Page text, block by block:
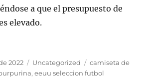
a que el presupuesto de
elevado.
2022 Categorías
Uncategorized Etiquetas
camiseta de
,eeuu seleccion futbol